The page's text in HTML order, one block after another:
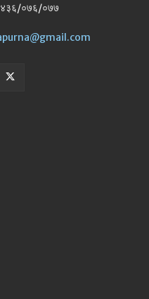
१४३६/०७६/०७७